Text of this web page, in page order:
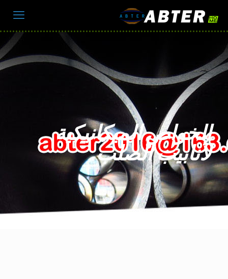
الخواص الميكانيكية
لأنابيب الصلب